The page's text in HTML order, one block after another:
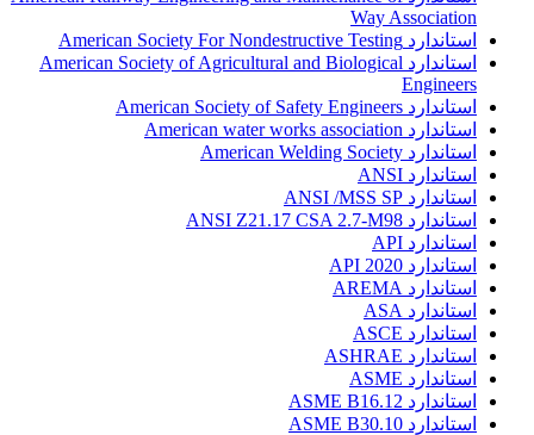
Way Association
استاندارد American Society For Nondestructive Testing
استاندارد American Society of Agricultural and Biological
Engineers
استاندارد American Society of Safety Engineers
استاندارد American water works association
استاندارد American Welding Society
استاندارد ANSI
استاندارد ANSI /MSS SP
استاندارد ANSI Z21.17 CSA 2.7-M98
استاندارد API
استاندارد API 2020
استاندارد AREMA
استاندارد ASA
استاندارد ASCE
استاندارد ASHRAE
استاندارد ASME
استاندارد ASME B16.12
استاندارد ASME B30.10